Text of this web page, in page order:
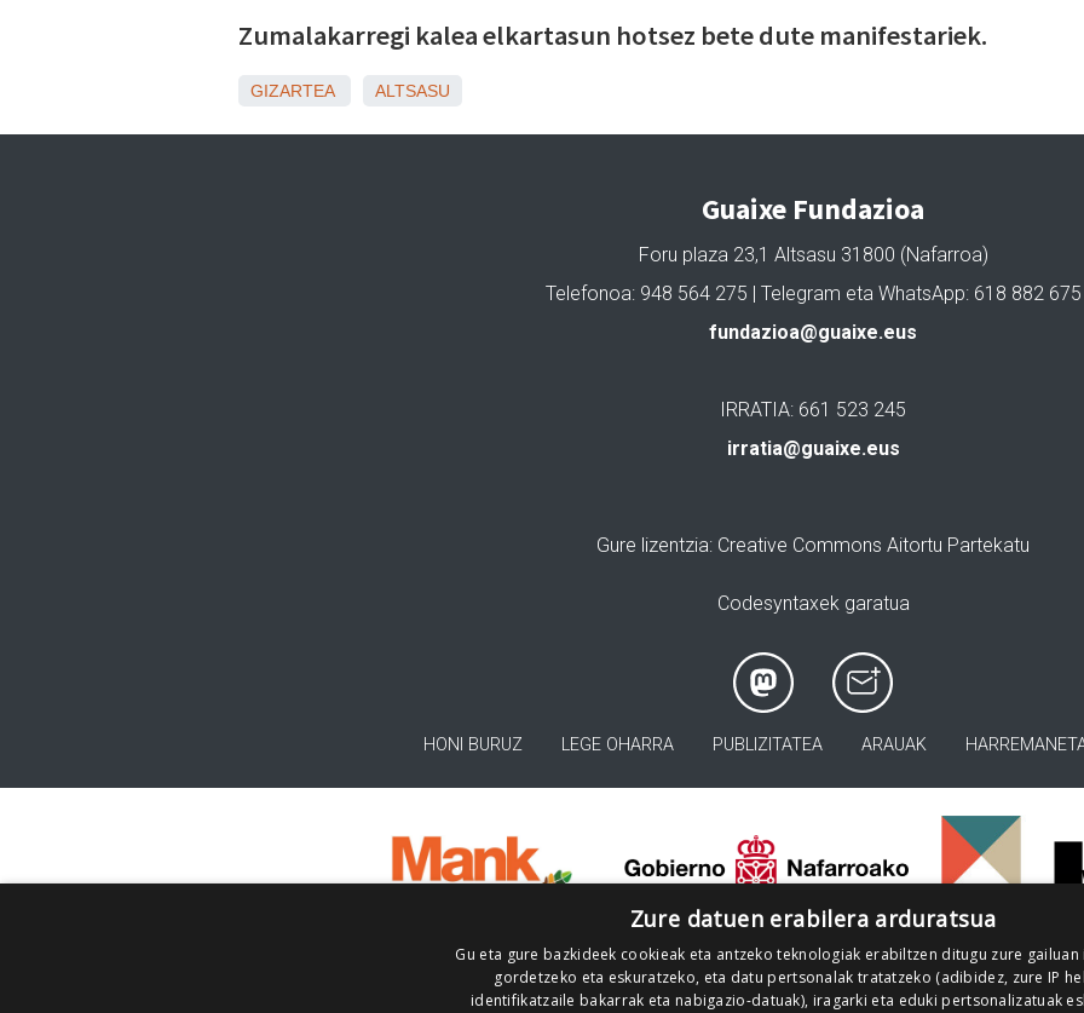
Zumalakarregi kalea elkartasun hotsez bete dute manifestariek.
GIZARTEA ALTSASU
Guaixe Fundazioa
Foru plaza 23,1 Altsasu 31800 (Nafarroa)
Telefonoa: 948 564 275 | Telegram eta WhatsApp: 618 882 675
fundazioa@guaixe.eus
IRRATIA: 661 523 245
irratia@guaixe.eus
Gure lizentzia: Creative Commons Aitortu Partekatu
Codesyntaxek garatua
HONI BURUZ LEGE OHARRA PUBLIZITATEA ARAUAK
Zure datuen erabilera arduratsua
Gu eta gure bazkideek cookieak eta antzeko teknologiak erabiltzen ditugu zure
gordetzeko eta eskuratzeko, eta datu pertsonalak tratatzeko (adibidez, zure IP
identifikatzaile bakarrak eta nabigazio-datuak), iragarki eta eduki pertsonalizatuak